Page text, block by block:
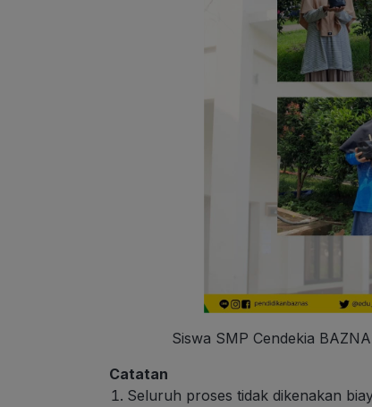
Siswa SMP Cendekia
Catatan
Seluruh proses tidak dikenakan